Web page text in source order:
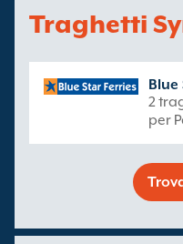
Traghetti
Blue
2
per